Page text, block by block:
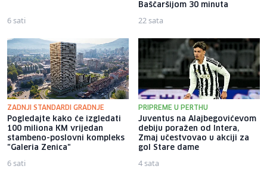
6 sati
Baščaršijom 30 minuta
22 sata
ZADNJI STANDARDI GRADNJE
Pogledajte kako će izgledati
100 miliona KM vrijedan
stambeno-poslovni kompleks
"Galeria Zenica"
6 sati
PRIPREME U PERTHU
Juventus na Alajbegovićevom
debiju poražen od Intera,
Zmaj učestvovao u akciji za
gol Stare dame
4 sata